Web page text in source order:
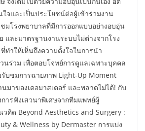
จและเป็นประโยชน์ต่อผู้เข้าร่วมงาน
มโรงพยาบาลที่มีการออกแบบอย่างอบอุ่น
และมาตรฐานงานระบบไม่ต่างจากโรง
ำให้เห็นถึงความตั้งใจในการนำ
นร่วม เพื่อตอบโจทย์การดูแลเฉพาะบุคคล
บชมการฉายภาพ Light-Up Moment
มาของเดอมาสเตอร์ และพลาดไม่ได้! กับ
ารฟังเสวนาพิเศษจากทีมแพทย์ผู้
คิด Beyond Aesthetics and Surgery :
& Wellness by Dermaster การแบ่ง